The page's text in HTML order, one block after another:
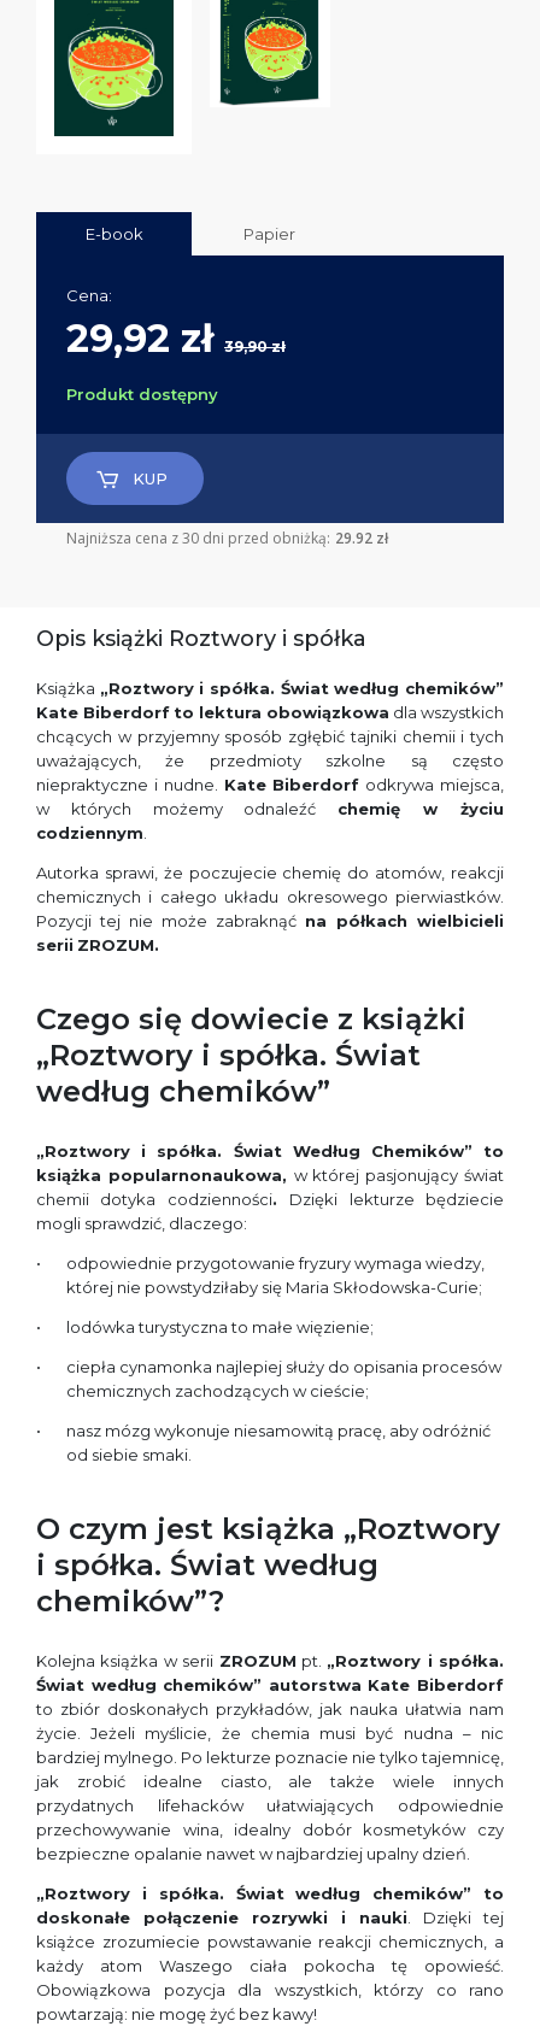
E-book Papier
Cena:
29,92 zł 39,90 zł
Produkt dostępny
KUP
Najniższa cena z 30 dni przed obniżką: 29.92 zł
Opis książki Roztwory i spółka
Książka „Roztwory i spółka. Świat według chemików”
Kate Biberdorf to lektura obowiązkowa dla wszystkich
chcących w przyjemny sposób zgłębić tajniki chemii i tych
uważających, że przedmioty szkolne są często
niepraktyczne i nudne. Kate Biberdorf odkrywa miejsca,
w których możemy odnaleźć chemię w życiu
codziennym
Autorka sprawi, że poczujecie chemię do atomów, reakcji
chemicznych i całego układu okresowego pierwiastków.
Pozycji tej nie może zabraknąć na półkach wielbicieli
serii ZROZUM.
Czego się dowiecie z książki
„Roztwory i spółka. Świat
według chemików”
„Roztwory i spółka. Świat Według Chemików” to
książka popularnonaukowa, w której pasjonujący świat
chemii dotyka codzienności. Dzięki lekturze będziecie
mogli sprawdzić, dlaczego:
odpowiednie przygotowanie fryzury wymaga wiedzy,
której nie powstydziłaby się Maria Skłodowska-Curie;
lodówka turystyczna to małe więzienie;
ciepła cynamonka najlepiej służy do opisania procesów
chemicznych zachodzących w cieście;
nasz mózg wykonuje niesamowitą pracę, aby odróżnić
od siebie smaki.
O czym jest książka „Roztwory
i spółka. Świat według
chemików”?
Kolejna książka w serii ZROZUM pt. „Roztwory i spółka.
Świat według chemików” autorstwa Kate Biberdorf
to zbiór doskonałych przykładów, jak nauka ułatwia nam
życie. Jeżeli myślicie, że chemia musi być nudna – nic
bardziej mylnego. Po lekturze poznacie nie tylko tajemnicę,
jak zrobić idealne ciasto, ale także wiele innych
przydatnych lifehacków ułatwiających odpowiednie
przechowywanie wina, idealny dobór kosmetyków czy
bezpieczne opalanie nawet w najbardziej upalny dzień.
„Roztwory i spółka. Świat według chemików” to
doskonałe połączenie rozrywki i nauki . Dzięki tej
książce zrozumiecie powstawanie reakcji chemicznych, a
każdy atom Waszego ciała pokocha tę opowieść.
Obowiązkowa pozycja dla wszystkich, którzy co rano
powtarzają: nie mogę żyć bez kawy!